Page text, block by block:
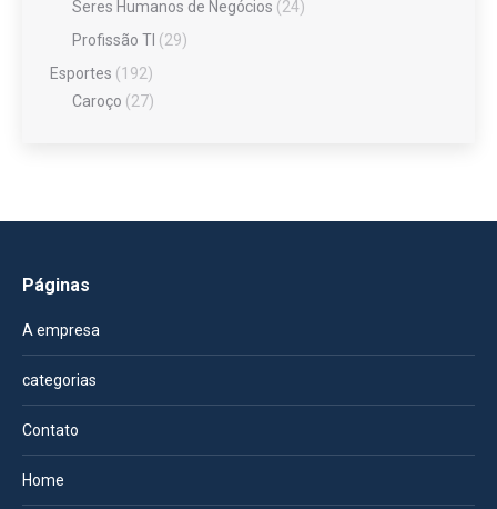
Seres Humanos de Negócios (24)
Profissão TI (29)
Esportes (192)
Caroço (27)
Páginas
A empresa
categorias
Contato
Home